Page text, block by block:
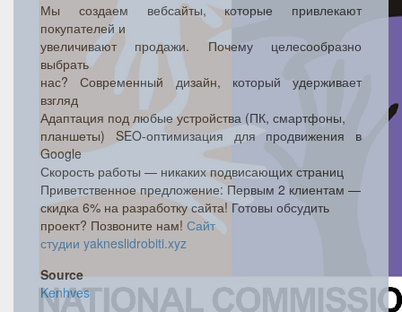
Мы создаем вебсайты, которые привлекают
покупателей и
увеличивают продажи. Почему целесообразно
выбрать
нас? Современный дизайн, который удерживает
взгляд
Адаптация под любые устройства (ПК, смартфоны,
планшеты) SEO-оптимизация для продвижения в
Google
Скорость работы — никаких подвисающих страниц
Приветственное предложение: Первым 2 клиентам —
скидка 6% на разработку сайта! Готовы обсудить
проект? Позвоните нам! Сайт
студии yakneslidrobiti.xyz
Source
Kenhves